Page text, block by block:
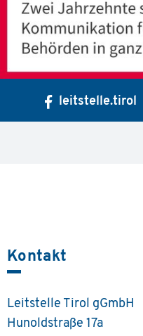
leitstelle.tirol
Kontakt
Leitstelle Tirol gGmbH
Hunoldstraße 17a